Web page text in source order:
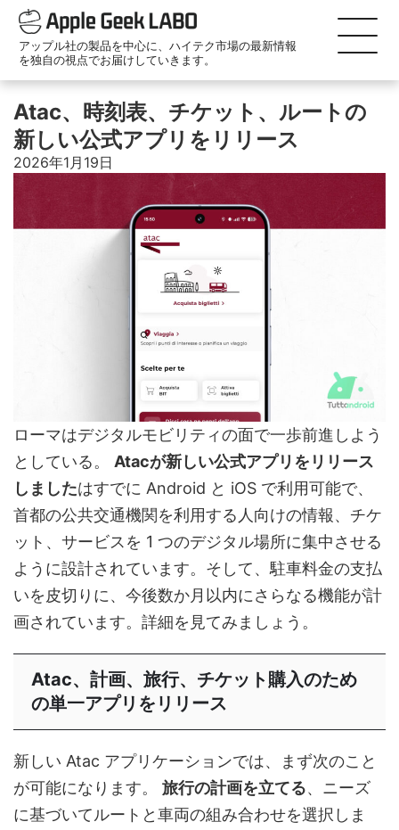
アップル社の製品を中心に、ハイテク市場の最新情報
を独自の視点でお届けしていきます。
Atac、時刻表、チケット、ルートの
新しい公式アプリをリリース
2026年1月19日
ローマはデジタルモビリティの面で一歩前進しよう
としている。 Atacが新しい公式アプリをリリース
しましたはすでに Android と iOS で利用可能で、
首都の公共交通機関を利用する人向けの情報、チケ
ット、サービスを 1 つのデジタル場所に集中させる
ように設計されています。そして、駐車料金の支払
いを皮切りに、今後数か月以内にさらなる機能が計
画されています。詳細を見てみましょう。
Atac、計画、旅行、チケット購入のため
の単一アプリをリリース
新しい Atac アプリケーションでは、まず次のこと
が可能になります。 旅行の計画を立てる、ニーズ
に基づいてルートと車両の組み合わせを選択しま